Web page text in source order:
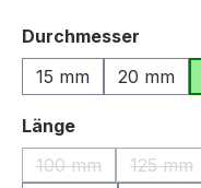
Durchmesser
15 mm
20 mm
Längeauswählen
100 mm
(Diese Option ist
125 mm